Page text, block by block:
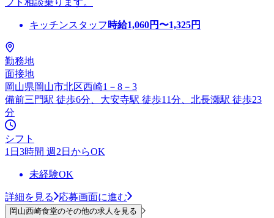
キッチンスタッフ 時給1,060円〜1,325円
勤務地
面接地
岡山県岡山市北区西崎1－8－3
備前三門駅 徒歩6分、大安寺駅 徒歩11分、北長瀬駅 徒歩23
分
シフト
1日3時間 週2日からOK
未経験OK
詳細を見る 応募画面に進む
岡山西崎食堂のその他の求人を見る